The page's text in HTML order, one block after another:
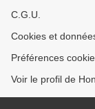
C.G.U.
Cookies et
Préférences
Voir le profil de